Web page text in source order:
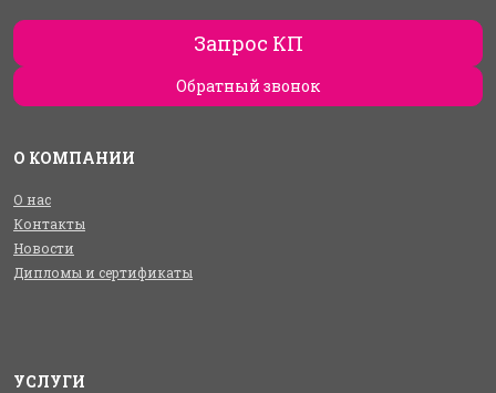
Запрос КП
Обратный звонок
О КОМПАНИИ
О нас
Контакты
Новости
Дипломы и сертификаты
УСЛУГИ